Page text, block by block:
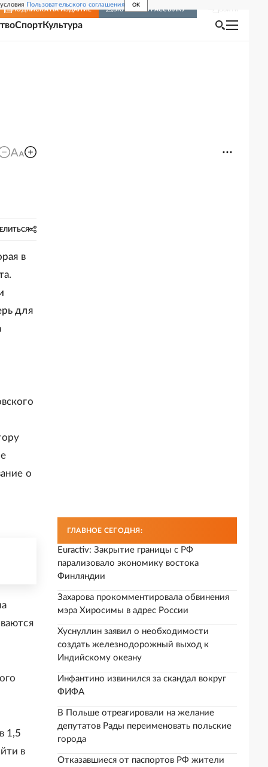
Пользовательского соглашения OK
ПОДПИСКА НА ИЗДАНИЕ ВКЛЮЧИТЬ РАССЫЛКУ
СпортКультура
в
для
о
1,5
в
ГЛАВНОЕ СЕГОДНЯ:
Euractiv: Закрытие границы с РФ
парализовало экономику востока
Финляндии
Захарова прокомментировала обвинения
мэра Хиросимы в адрес России
Хуснуллин заявил о необходимости
создать железнодорожный выход к
Индийскому океану
Инфантино извинился за скандал вокруг
ФИФА
В Польше отреагировали на желание
депутатов Рады переименовать польские
города
Отказавшиеся от паспортов РФ жители